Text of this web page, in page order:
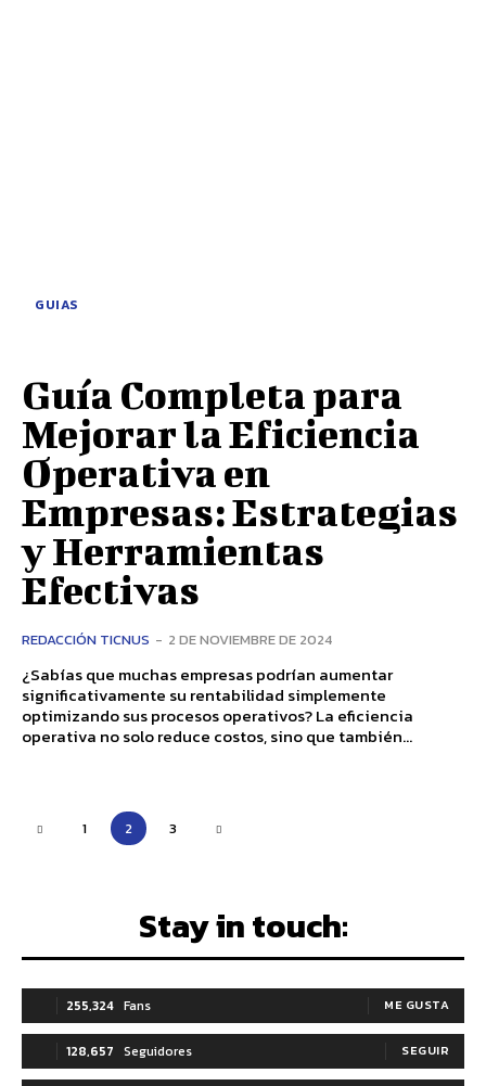
GUIAS
Guía Completa para
Mejorar la Eficiencia
Operativa en
Empresas: Estrategias
y Herramientas
Efectivas
REDACCIÓN TICNUS - 2 DE NOVIEMBRE DE 2024
¿Sabías que muchas empresas podrían aumentar
significativamente su rentabilidad simplemente
optimizando sus procesos operativos? La eficiencia
operativa no solo reduce costos, sino que también...
1 2 3
Stay in touch:
255,324 Fans ME GUSTA
128,657 Seguidores SEGUIR